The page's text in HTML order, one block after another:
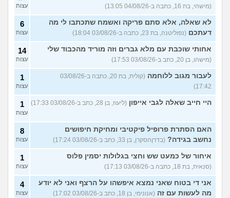
(מישהי, בת 16, כתבה ב-04/08/26 13:05) עצות
לא שאלה, אלא סתם פריקה ואשמח שתכתבו לי מה
דעתכם (נפוליטנה, בת 23, כתבה ב-03/08/26 18:04)
6
עצות
אחותי שוכבת עם מלא גברים וזה מוריד מהכבוד שלי
(מישהו, בן 20, כתב ב-03/08/26 17:53)
14
עצות
לעבור מגוב ללוחמה
(קולית, בת 20, כתבה ב-03/08/26
17:42)
1
עצות
היי חייב שאלה לגבי אייפון (ליעוז, בן 28, כתב ב-03/08/26 17:33) 1
עצות
האם הסתרת פרופיל פיקטיבי ומחיקת חיפושים
נחשב בגידה? (בדרןהסקרן, בן 33, כתב ב-03/08/26 17:24)
8
עצות
איחור של כמעט שש וחצי בגלולות יסמין פלוס
(סנאית, בת 18, כתבה ב-03/08/26 17:13)
1
עצות
אני די בטוח שאני נמצא איפשהו על הרצף ואני לא יודע
מה לעשות עם זה (אנונימי, בן 18, כתב ב-03/08/26 17:02)
4
עצות